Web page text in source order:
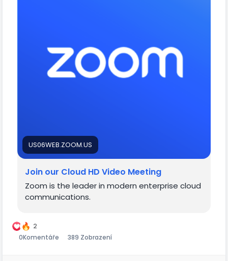
US06WEB.ZOOM.US
Join our Cloud HD Video Meeting
Zoom is the leader in modern enterprise cloud
communications.
2
0Komentáře 389 Zobrazení